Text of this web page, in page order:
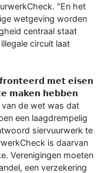
"En het
wetgeving worden
centraal staat
circuit laat
𝗺𝗲𝘁 𝗲𝗶𝘀𝗲𝗻
𝗺𝗮𝗸𝗲𝗻 𝗵𝗲𝗯𝗯𝗲𝗻
de wet was dat
een laagdrempelig
siervuurwerk te
is daarvan
Verenigingen moeten
een verzekering